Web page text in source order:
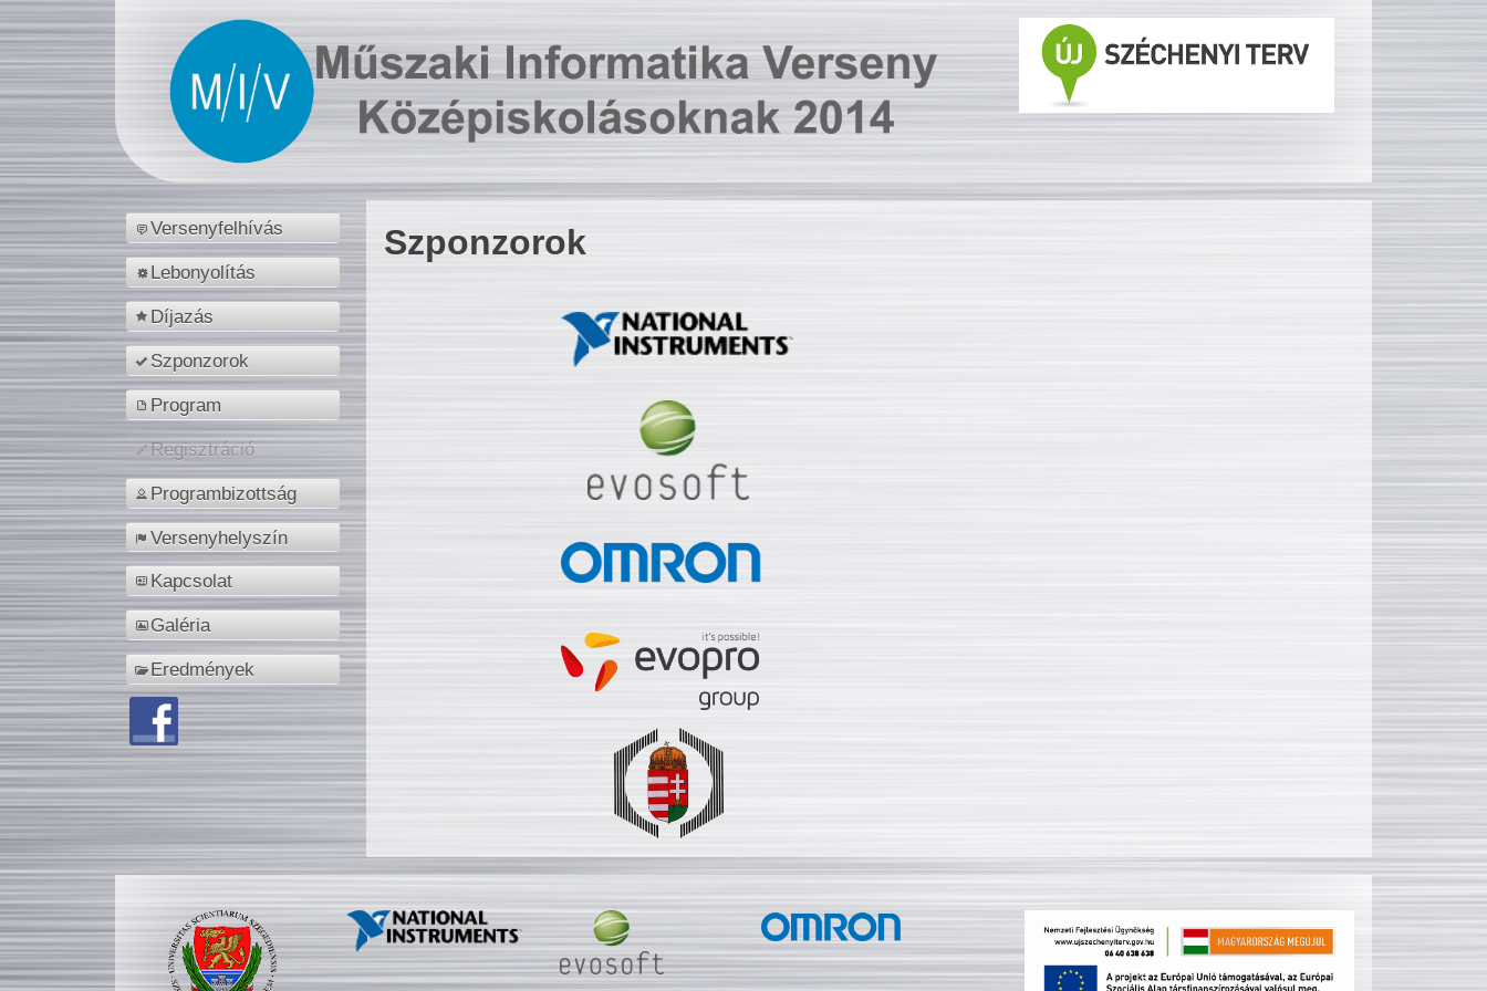
Versenyfelhívás
Lebonyolítás
Díjazás
Szponzorok
Program
Regisztráció
Programbizottság
Versenyhelyszín
Kapcsolat
Galéria
Eredmények
Szponzorok